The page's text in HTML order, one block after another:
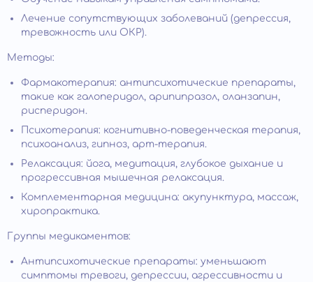
Лечение сопутствующих заболеваний (депрессия,
тревожность или ОКР).
Методы:
Фармакотерапия: антипсихотические препараты,
такие как галоперидол, арипипразол, оланзапин,
рисперидон.
Психотерапия: когнитивно-поведенческая терапия,
психоанализ, гипноз, арт-терапия.
Релаксация: йога, медитация, глубокое дыхание и
прогрессивная мышечная релаксация.
Комплементарная медицина: акупунктура, массаж,
хиропрактика.
Группы медикаментов:
Антипсихотические препараты: уменьшают
симптомы тревоги, депрессии, агрессивности и